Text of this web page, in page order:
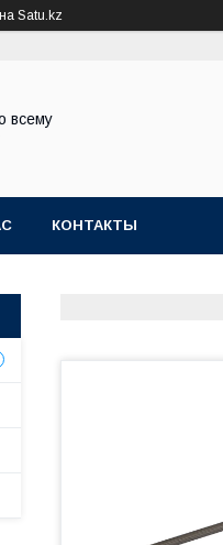
на Satu.kz
всему
КОНТАКТЫ